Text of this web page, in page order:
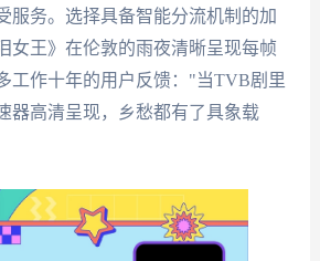
服务。选择具备智能分流机制的加
女王》在伦敦的雨夜清晰呈现每帧
工作十年的用户反馈："当TVB剧里
器高清呈现，乡愁都有了具象载